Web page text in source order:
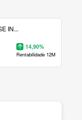
IN...
14,90%
Rentabilidade 12M